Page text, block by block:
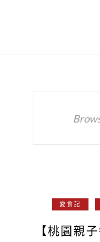
愛食記
【桃園親